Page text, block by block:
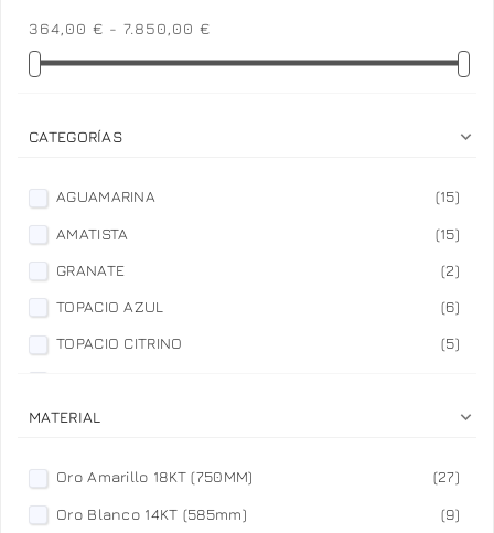
364,00 € - 7.850,00 €
CATEGORÍAS 
AGUAMARINA
(15)
AMATISTA
(15)
GRANATE
(2)
TOPACIO AZUL
(6)
TOPACIO CITRINO
(5)
MATERIAL

Oro Amarillo 18KT (750MM)
(27)
Oro Blanco 14KT (585mm)
(9)